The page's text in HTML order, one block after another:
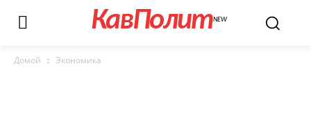
КавПолитNEW
Домой Экономика